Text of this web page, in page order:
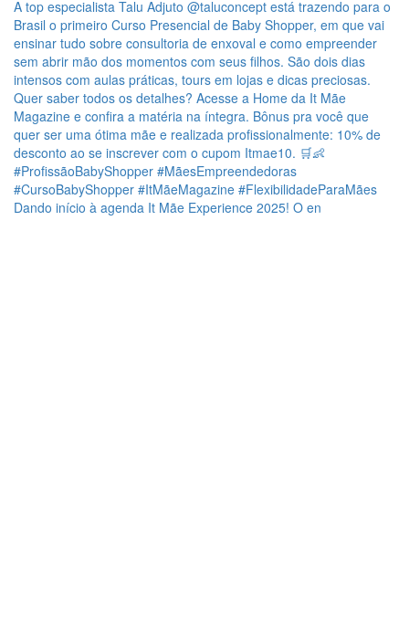
Dando início à agenda It Mãe Experience 2025! O en